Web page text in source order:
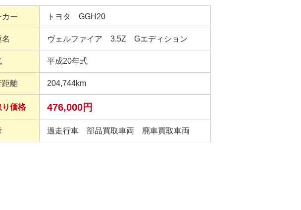
カー トヨタ GGH20
ヴェルファイア 3.5Z Gエディション
平成20年式
距離 204,744km
り価格 476,000円
過走行車 部品買取車両 廃車買取車両